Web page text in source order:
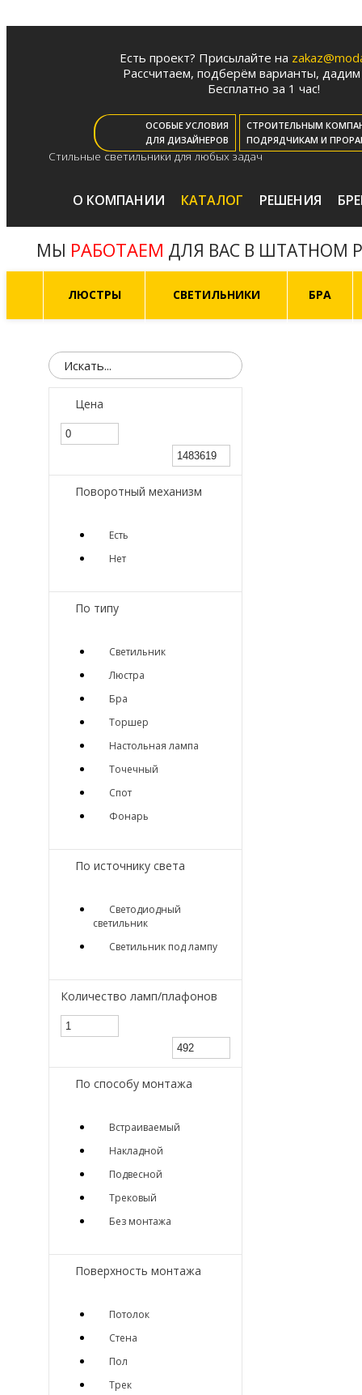
Есть проект? Присылайте на
Рассчитаем, подберём варианты, дадим
Бесплатно за 1 час!
ОСОБЫЕ УСЛОВИЯ
ДЛЯ ДИЗАЙНЕРОВ
СТРОИТЕЛЬНЫМ
ПОДРЯДЧИКАМ И
Стильные светильники для любых задач
О КОМПАНИИ КАТАЛОГ РЕШЕНИЯ
МЫ РАБОТАЕМ ДЛЯ ВАС В ШТАТНОМ
ЛЮСТРЫ СВЕТИЛЬНИКИ БРА
Цена
Поворотный механизм
Есть
Нет
По типу
Светильник
Люстра
Бра
Торшер
Настольная лампа
Точечный
Спот
Фонарь
По источнику света
Светодиодный
светильник
Светильник под лампу
Количество ламп/плафонов
По способу монтажа
Встраиваемый
Накладной
Подвесной
Трековый
Без монтажа
Поверхность монтажа
Потолок
Стена
Пол
Трек